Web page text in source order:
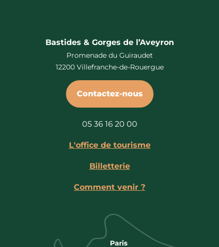
Bastides & Gorges de l’Aveyron
Promenade du Guiraudet
12200 Villefranche-de-Rouergue
Contactez-nous
05 36 16 20 00
L'office de tourisme
Billetterie
Comment venir ?